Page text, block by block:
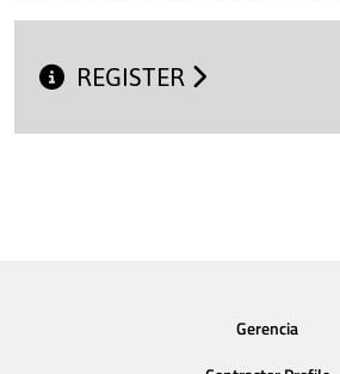
REGISTER
Gerencia